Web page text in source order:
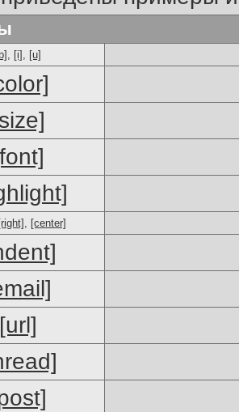
, [i] , [u]
[right] , [center]
[url]